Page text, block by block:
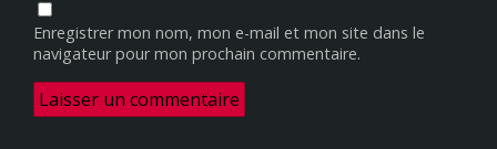
Enregistrer mon nom, mon e-mail et mon site dans le
navigateur pour mon prochain commentaire.